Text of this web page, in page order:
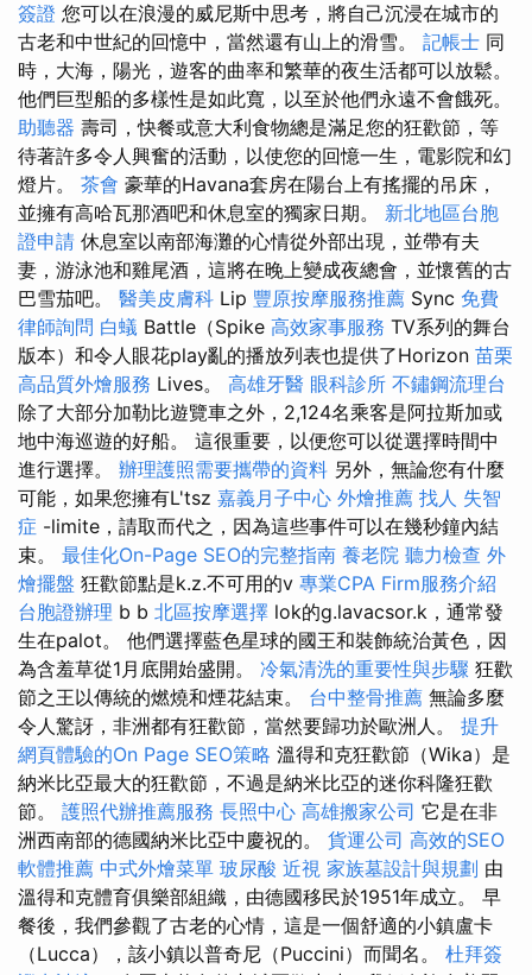
簽證 您可以在浪漫的威尼斯中思考，將自己沉浸在城市的
古老和中世紀的回憶中，當然還有山上的滑雪。 記帳士 同
時，大海，陽光，遊客的曲率和繁華的夜生活都可以放鬆。
他們巨型船的多樣性是如此寬，以至於他們永遠不會餓死。
助聽器 壽司，快餐或意大利食物總是滿足您的狂歡節，等
待著許多令人興奮的活動，以使您的回憶一生，電影院和幻
燈片。 茶會 豪華的Havana套房在陽台上有搖擺的吊床，
並擁有高哈瓦那酒吧和休息室的獨家日期。 新北地區台胞
證申請 休息室以南部海灘的心情從外部出現，並帶有夫
妻，游泳池和雞尾酒，這將在晚上變成夜總會，並懷舊的古
巴雪茄吧。 醫美皮膚科 Lip 豐原按摩服務推薦 Sync 免費
律師詢問 白蟻 Battle（Spike 高效家事服務 TV系列的舞台
版本）和令人眼花play亂的播放列表也提供了Horizo​​n 苗栗
高品質外燴服務 Lives。 高雄牙醫 眼科診所 不鏽鋼流理台
除了大部分加勒比遊覽車之外，2,124名乘客是阿拉斯加或
地中海巡遊的好船。 這很重要，以便您可以從選擇時間中
進行選擇。 辦理護照需要攜帶的資料 另外，無論您有什麼
可能，如果您擁有L'tsz 嘉義月子中心 外燴推薦 找人 失智
症 -limite，請取而代之，因為這些事件可以在幾秒鐘內結
束。 最佳化On-Page SEO的完整指南 養老院 聽力檢查 外
燴擺盤 狂歡節點是k.z.不可用的v 專業CPA Firm服務介紹
台胞證辦理 b b 北區按摩選擇 lok的g.lavacsor.k，通常發
生在palot。 他們選擇藍色星球的國王和裝飾統治黃色，因
為含羞草從1月底開始盛開。 冷氣清洗的重要性與步驟 狂歡
節之王以傳統的燃燒和煙花結束。 台中整骨推薦 無論多麼
令人驚訝，非洲都有狂歡節，當然要歸功於歐洲人。 提升
網頁體驗的On Page SEO策略 溫得和克狂歡節（Wika）是
納米比亞最大的狂歡節，不過是納米比亞的迷你科隆狂歡
節。 護照代辦推薦服務 長照中心 高雄搬家公司 它是在非
洲西南部的德國納米比亞中慶祝的。 貨運公司 高效的SEO
軟體推薦 中式外燴菜單 玻尿酸 近視 家族墓設計與規劃 由
溫得和克體育俱樂部組織，由德國移民於1951年成立。 早
餐後，我們參觀了古老的心情，這是一個舒適的小鎮盧卡
（Lucca），該小鎮以普奇尼（Puccini）而聞名。 杜拜簽